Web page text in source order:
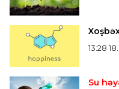
13:28
Su